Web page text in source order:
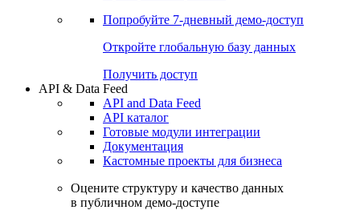
Попробуйте 7-дневный демо-доступ
Откройте глобальную базу данных
Получить доступ
API & Data Feed
API and Data Feed
API каталог
Готовые модули интеграции
Документация
Кастомные проекты для бизнеса
Оцените структуру и качество данных
в публичном демо-доступе